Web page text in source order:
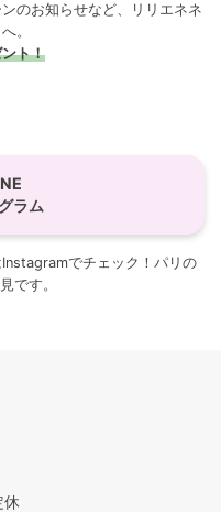
のお知らせなど、リリエネネ
。
ト！
ラム
でチェック！パリの
です。
休